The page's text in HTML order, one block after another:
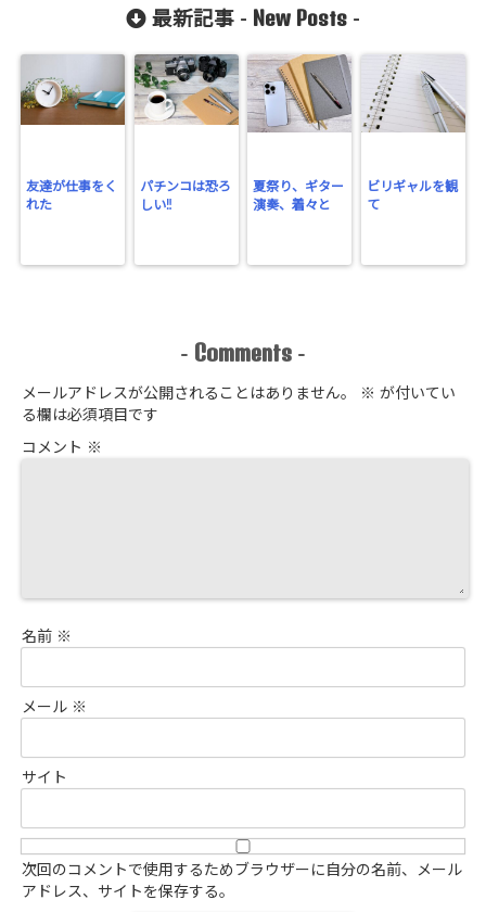
最新記事 - New Posts -
友達が仕事をく
れた
パチンコは恐ろ
しい‼
夏祭り、ギター
演奏、着々と
ビリギャルを観
て
- Comments -
メールアドレスが公開されることはありません。 ※ が付いてい
る欄は必須項目です
コメント ※
名前 ※
メール ※
サイト
次回のコメントで使用するためブラウザーに自分の名前、メール
アドレス、サイトを保存する。